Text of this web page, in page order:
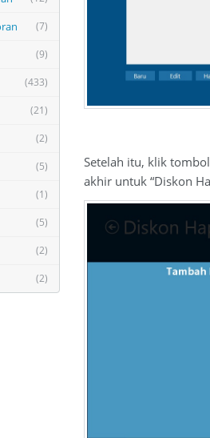
(7)
(9)
(433)
(21)
(2)
(5)
(1)
(5)
(2)
(2)
Setelah itu, klik
akhir untuk “Diskon